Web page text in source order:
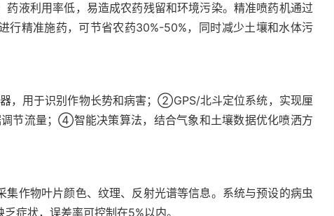
液利用率低，易造成农药残留和环境污染。精准喷药机通过
行精准施药，可节省农药30%-50%，同时减少土壤和水体污
，用于识别作物长势和病害；②GPS/北斗定位系统，实现厘
节流量；④智能决策算法，结合气象和土壤数据优化喷洒方
作物叶片颜色、纹理、反射光谱等信息。系统与预设的病虫
症状，误差率可控制在5%以内。